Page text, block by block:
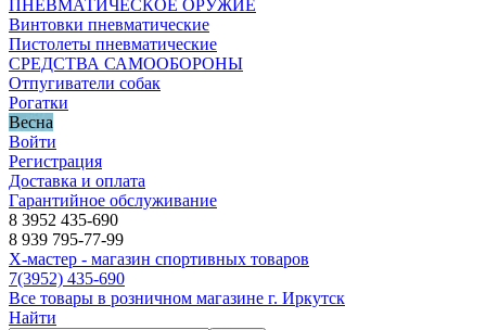
ПНЕВМАТИЧЕСКОЕ ОРУЖИЕ
Винтовки пневматические
Пистолеты пневматические
СРЕДСТВА САМООБОРОНЫ
Отпугиватели собак
Рогатки
Весна
Войти
Регистрация
Доставка и оплата
Гарантийное обслуживание
8 3952 435-690
8 939 795-77-99
Х-мастер - магазин спортивных товаров
7(3952) 435-690
Все товары в розничном магазине г. Иркутск
Найти